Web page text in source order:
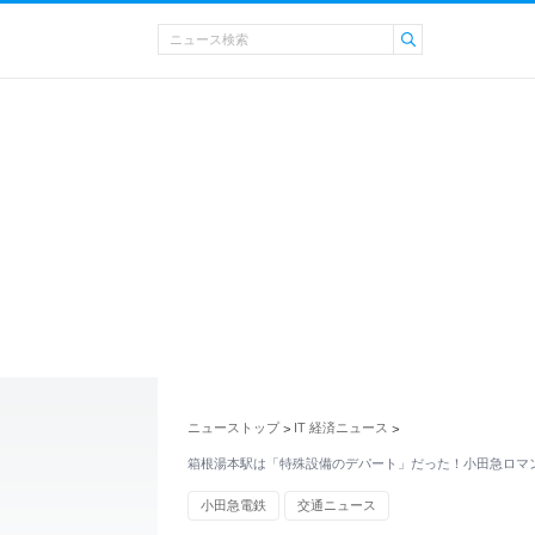
ニューストップ > IT 経済ニュース >
箱根湯本駅は「特殊設備のデパート」だった！小田急ロ
小田急電鉄 交通ニュース